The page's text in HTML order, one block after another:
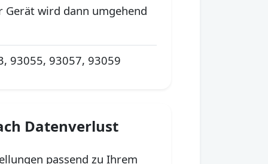
Gerät wird dann umgehend
93055, 93057, 93059
Datenverlust
passend zu Ihrem